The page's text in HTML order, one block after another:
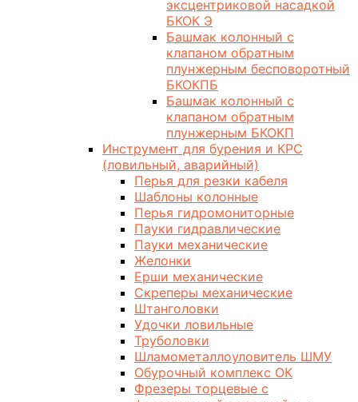
эксцентриковой насадкой
БКОК Э
Башмак колонный с
клапаном обратным
плунжерным бесповоротный
БКОКПБ
Башмак колонный с
клапаном обратным
плунжерным БКОКП
Инструмент для бурения и КРС
(ловильный, аварийный)
Перья для резки кабеля
Шаблоны колонные
Перья гидромониторные
Пауки гидравлические
Пауки механические
Желонки
Ерши механические
Скреперы механические
Штанголовки
Удочки ловильные
Труболовки
Шламометаллоуловитель ШМУ
Обурочный комплекс ОК
Фрезеры торцевые с